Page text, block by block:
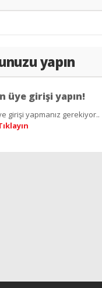
yapın
üye girişi yapın!
girişi yapmanız gerekiyor..